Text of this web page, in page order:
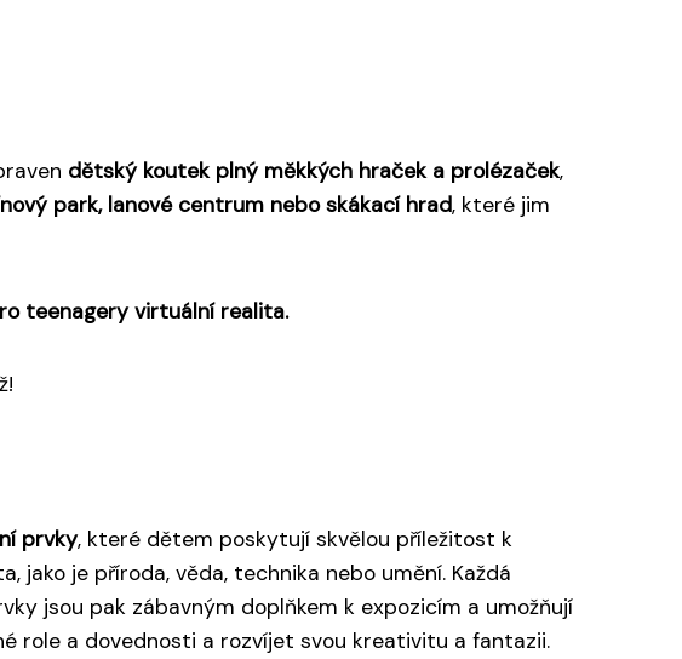
dětský koutek plný měkkých hraček a prolézaček,
park, lanové centrum nebo skákací hrad, které jim
teenagery virtuální realita.
prvky, které dětem poskytují skvělou příležitost k
jako je příroda, věda, technika nebo umění. Každá
jsou pak zábavným doplňkem k expozicím a umožňují
role a dovednosti a rozvíjet svou kreativitu a fantazii.